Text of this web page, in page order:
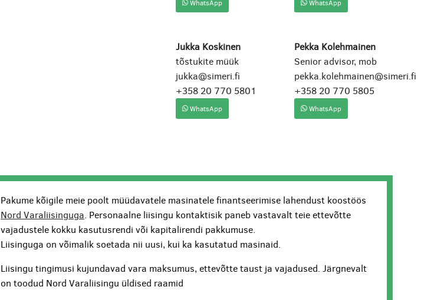
WhatsApp WhatsApp
Jukka Koskinen
tõstukite müük
jukka@simeri.fi
+358 20 770 5801
WhatsApp
Pekka Kolehmainen
Senior advisor, mob
pekka.kolehmainen@simeri.fi
+358 20 770 5805
WhatsApp
Pakume kõigile meie poolt müüdavatele masinatele finantseerimise lahendust koostöös
Nord Varaliisinguga. Personaalne liisingu kontaktisik paneb vastavalt teie ettevõtte
vajadustele kokku kasutusrendi või kapitalirendi pakkumuse.
Liisinguga on võimalik soetada nii uusi, kui ka kasutatud masinaid.
Liisingu tingimusi kujundavad vara maksumus, ettevõtte taust ja vajadused. Järgnevalt
on toodud Nord Varaliisingu üldised raamid